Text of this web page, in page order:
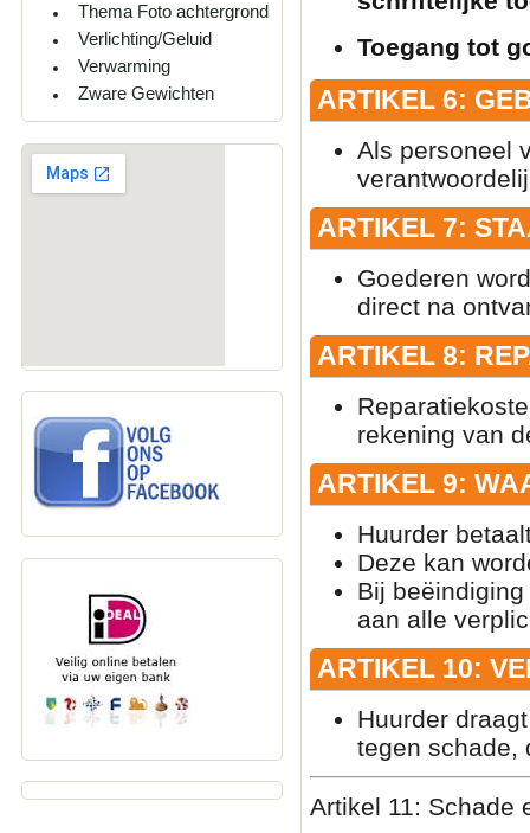
Thema Foto achtergrond
Verlichting/Geluid
Verwarming
Zware Gewichten
Toegang tot
ARTIKEL 6:
Als personeel
ARTIKEL 7:
Goederen
direct na
ARTIKEL 8:
rekening van
ARTIKEL 9:
Huurder
Deze kan
Bij
aan alle
ARTIKEL 10:
Huurder
tegen schade,
Artikel 11: Schade